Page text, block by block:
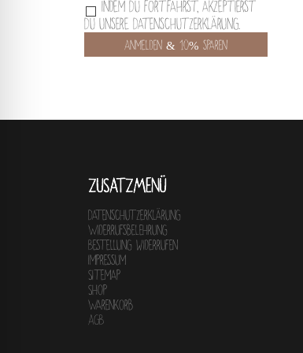
Indem Du fortfährst, akzeptierst
Du unsere Datenschutzerklärung.
ZUSATZMENÜ
Datenschutzerklärung
Widerrufsbelehrung
Bestellung widerrufen
Impressum
Sitemap
Shop
Warenkorb
AGB